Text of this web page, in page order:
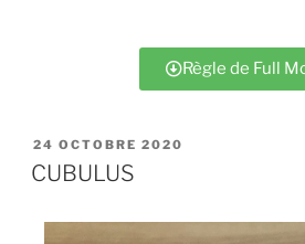
Règle de Full
24 OCTOBRE 2020
CUBULUS